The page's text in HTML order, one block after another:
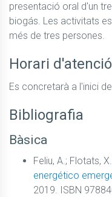
presentació oral d'un
biogás. Les activitats
més de tres persones.
Horari d'atenció
Es concretarà a l'inici
Bibliografia
Bàsica
Feliu, A.; Flotats, X.
energético
2019. ISBN